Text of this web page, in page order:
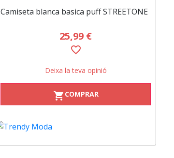
Camiseta blanca basica puff STREETONE
25,99 €
favorite_border
Deixa la teva opinió
shopping_cart COMPRAR